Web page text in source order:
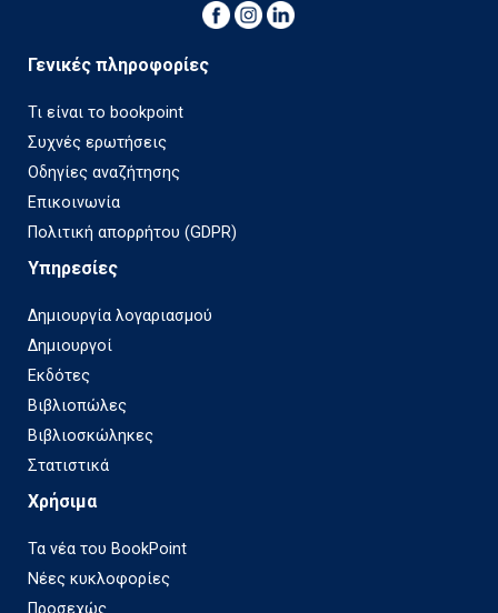
Γενικές πληροφορίες
Τι είναι το bookpoint
Συχνές ερωτήσεις
Οδηγίες αναζήτησης
Επικοινωνία
Πολιτική απορρήτου (GDPR)
Υπηρεσίες
Δημιουργία λογαριασμού
Δημιουργοί
Εκδότες
Βιβλιοπώλες
Βιβλιοσκώληκες
Στατιστικά
Χρήσιμα
Τα νέα του BookPoint
Νέες κυκλοφορίες
Προσεχώς